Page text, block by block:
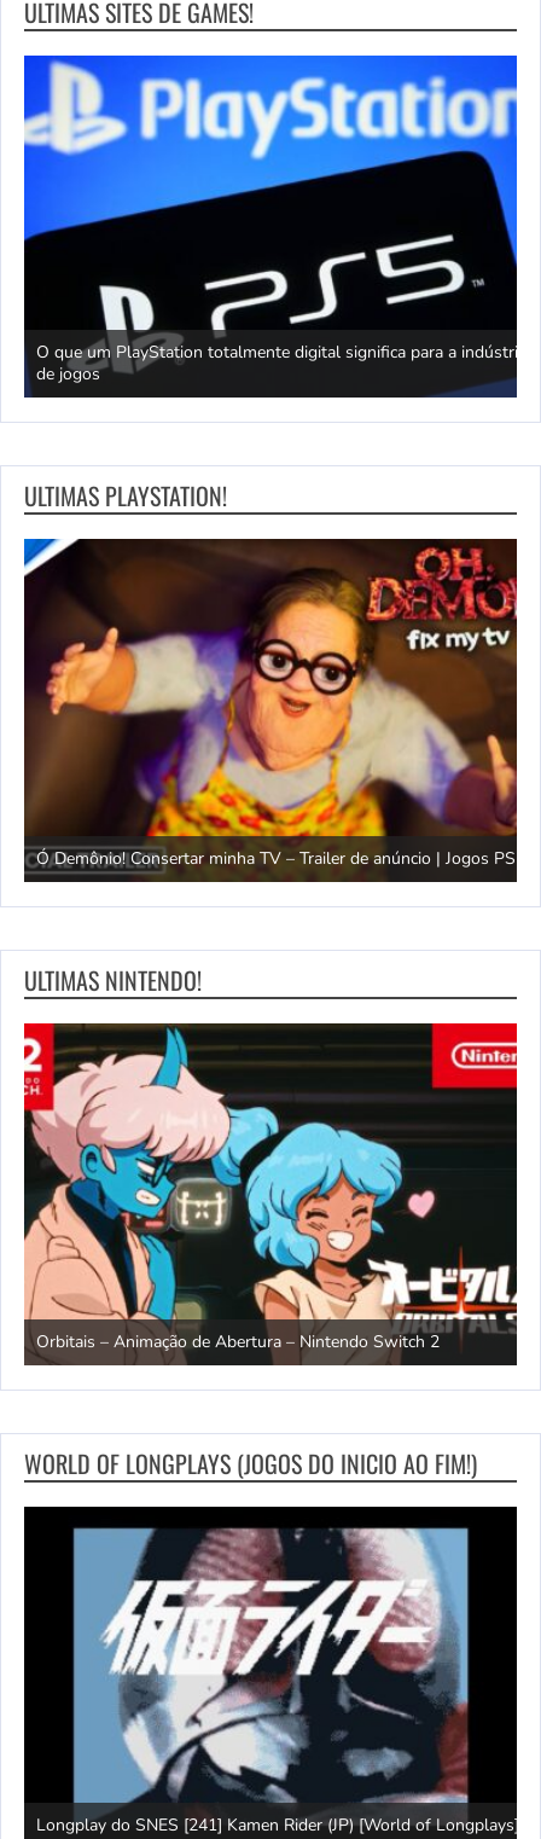
ULTIMAS SITES DE GAMES!
O que um PlayStation totalmente digital significa para a indústria
de jogos
ULTIMAS PLAYSTATION!
Ó Demônio! Consertar minha TV – Trailer de anúncio | Jogos PS5
ULTIMAS NINTENDO!
Orbitais – Animação de Abertura – Nintendo Switch 2
WORLD OF LONGPLAYS (JOGOS DO INICIO AO FIM!)
Longplay do SNES [241] Kamen Rider (JP) [World of Longplays]